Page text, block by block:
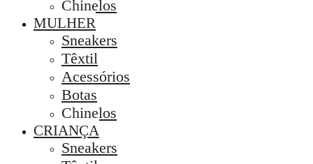
Chinelos
MULHER
Sneakers
Têxtil
Acessórios
Botas
Chinelos
CRIANÇA
Sneakers